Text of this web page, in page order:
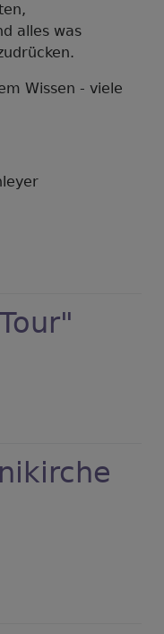
alles was
Wissen - viele